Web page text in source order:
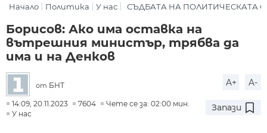
Начало Политика У нас СЪДБАТА НА ПОЛИТИЧЕСКАТА
Борисов: Ако има оставка на
вътрешния министър, трябва да
има и на Денков
от БНТ A+ A-
14:09, 20.11.2023 7604
Чете се за: 02:00 мин.
У нас
Запази